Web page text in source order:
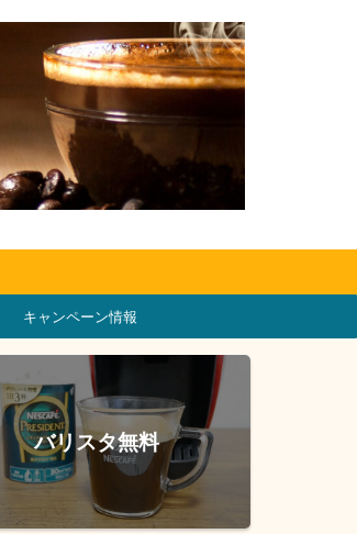
キャンペーン情報
バリスタ無料